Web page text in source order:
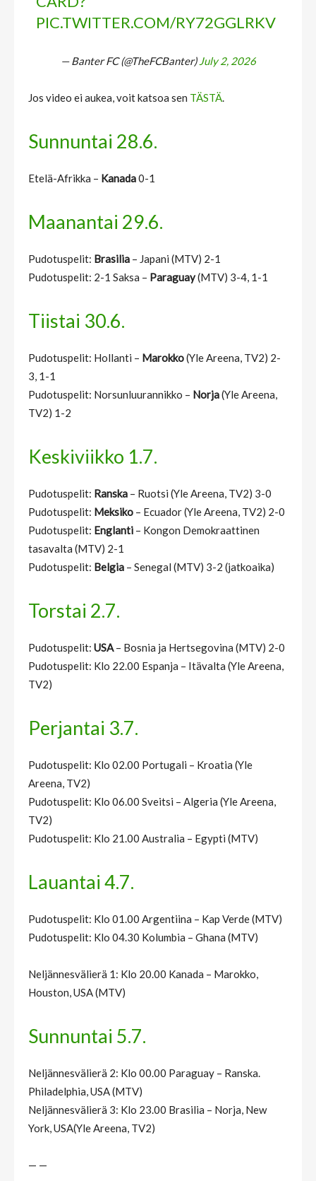
PIC.TWITTER.COM/RY72GGLRKV
— Banter FC (@TheFCBanter)July 2, 2026
Jos video ei aukea, voit katsoa sen TÄSTÄ.
Sunnuntai 28.6.
Etelä-Afrikka – Kanada0-1
Maanantai 29.6.
Pudotuspelit: Brasilia – Japani (MTV) 2-1
Pudotuspelit: 2-1 Saksa – Paraguay(MTV) 3-4, 1-1
Tiistai 30.6.
Pudotuspelit: Hollanti – Marokko(Yle Areena, TV2) 2-
3, 1-1
Pudotuspelit: Norsunluurannikko – Norja(Yle Areena,
TV2) 1-2
Keskiviikko 1.7.
Pudotuspelit: Ranska – Ruotsi (Yle Areena, TV2) 3-0
Pudotuspelit: Meksiko – Ecuador (Yle Areena, TV2) 2-0
Pudotuspelit: Englanti – Kongon Demokraattinen
tasavalta (MTV) 2-1
Pudotuspelit: Belgia – Senegal (MTV) 3-2 (jatkoaika)
Torstai 2.7.
Pudotuspelit: USA– Bosnia ja Hertsegovina (MTV) 2-0
Pudotuspelit: Klo 22.00 Espanja – Itävalta (Yle Areena,
TV2)
Perjantai 3.7.
Pudotuspelit: Klo 02.00 Portugali – Kroatia (Yle
Areena, TV2)
Pudotuspelit: Klo 06.00 Sveitsi – Algeria (Yle Areena,
TV2)
Pudotuspelit: Klo 21.00 Australia – Egypti (MTV)
Lauantai 4.7.
Pudotuspelit: Klo 01.00 Argentiina – Kap Verde (MTV)
Pudotuspelit: Klo 04.30 Kolumbia – Ghana (MTV)
Neljännesvälierä 1: Klo 20.00 Kanada – Marokko,
Houston, USA (MTV)
Sunnuntai 5.7.
Neljännesvälierä 2: Klo 00.00 Paraguay – Ranska.
Philadelphia, USA (MTV)
Neljännesvälierä 3: Klo 23.00 Brasilia – Norja, New
York, USA(Yle Areena, TV2)
— —